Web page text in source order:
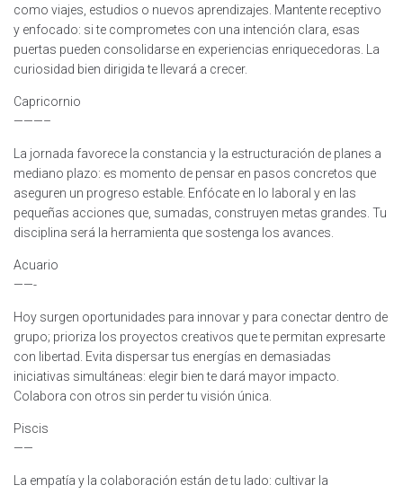
como viajes, estudios o nuevos aprendizajes. Mantente receptivo
y enfocado: si te comprometes con una intención clara, esas
puertas pueden consolidarse en experiencias enriquecedoras. La
curiosidad bien dirigida te llevará a crecer.
Capricornio
———–
La jornada favorece la constancia y la estructuración de planes a
mediano plazo: es momento de pensar en pasos concretos que
aseguren un progreso estable. Enfócate en lo laboral y en las
pequeñas acciones que, sumadas, construyen metas grandes. Tu
disciplina será la herramienta que sostenga los avances.
Acuario
——-
Hoy surgen oportunidades para innovar y para conectar dentro de
grupo; prioriza los proyectos creativos que te permitan expresarte
con libertad. Evita dispersar tus energías en demasiadas
iniciativas simultáneas: elegir bien te dará mayor impacto.
Colabora con otros sin perder tu visión única.
Piscis
——
La empatía y la colaboración están de tu lado: cultivar la